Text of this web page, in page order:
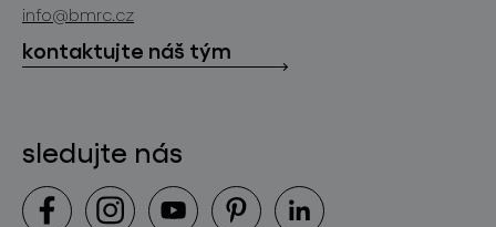
info@bmrc.cz
kontaktujte náš tým
sledujte nás